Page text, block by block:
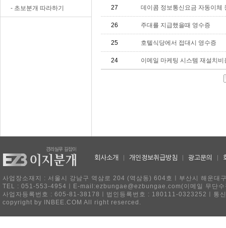
- 초보분개 따라하기
27 데이콤 정보통신요금 자동이체
26 주대를 지급했을때 영수증
25 호텔식당에서 접대시 영수증
24 이메일 마케팅 시스템 재설치비
회사소개 개인정보취급방침 광고문의
사업장소재지 : 서울시 강남구 역삼로 204 (역삼동) 604호ㅣ부산시 해운
TEL : 051-553-4954ㅣE-mail:ezbungae@ezbungae.com(이메일 무단수
사업자등록번호 : 605-81-38178ㅣ법인등록번호 : 180111-0323252ㅣ통
copyright by INBEE.COM All right reserced.